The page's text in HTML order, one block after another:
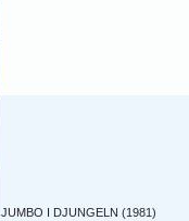
JUMBO I DJUNGELN (1981)